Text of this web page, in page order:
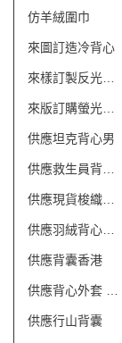
仿羊絨圍巾
來圖訂造冷背心
供應坦克背心男
供應背囊香港
供應行山背囊